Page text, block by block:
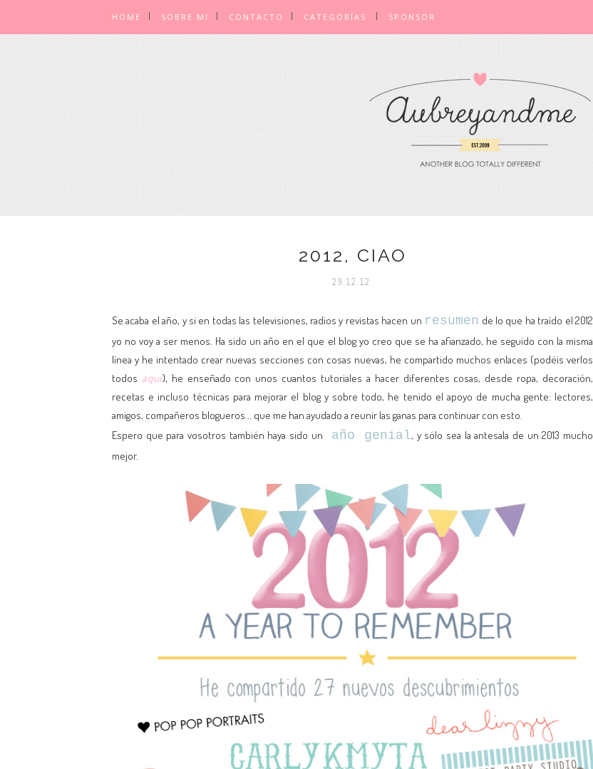
HOME SOBRE MI CONTACTO CATEGORÍAS SPONSOR
2012, CIAO
29.12.12
Se acaba el año, y si en todas las televisiones, radios y revistas hacen un resumen de lo que ha traído el 2012
yo no voy a ser menos. Ha sido un año en el que el blog yo creo que se ha afianzado, he seguido con la misma
línea y he intentado crear nuevas secciones con cosas nuevas, he compartido muchos enlaces (podéis verlos
todos aqui), he enseñado con unos cuantos tutoriales a hacer diferentes cosas, desde ropa, decoración,
recetas e incluso técnicas para mejorar el blog y sobre todo, he tenido el apoyo de mucha gente: lectores,
amigos, compañeros blogueros... que me han ayudado a reunir las ganas para continuar con esto.
Espero que para vosotros también haya sido un año genial, y sólo sea la antesala de un 2013 mucho
mejor.